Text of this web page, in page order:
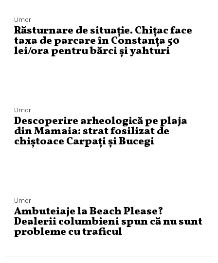
Umor
Răsturnare de situație. Chițac face
taxa de parcare în Constanța 50
lei/ora pentru bărci și yahturi
Umor
Descoperire arheologică pe plaja
din Mamaia: strat fosilizat de
chiștoace Carpați și Bucegi
Umor
Ambuteiaje la Beach Please?
Dealerii columbieni spun că nu sunt
probleme cu traficul